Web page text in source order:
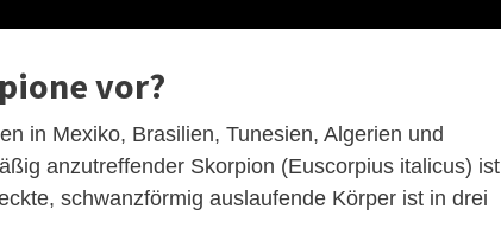
vor?
in Mexiko, Brasilien, Tunesien, Algerien und
anzutreffender Skorpion (Euscorpius italicus) ist
schwanzförmig auslaufende Körper ist in drei